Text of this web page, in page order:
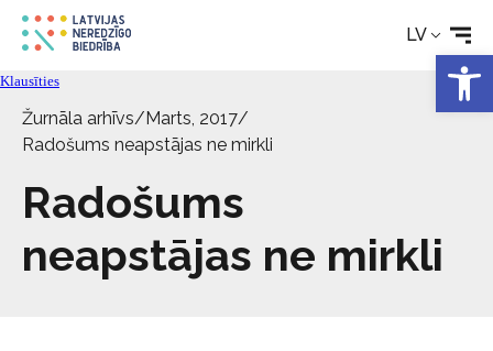
LV
Rehabilitācija
Tehniskie palīglīdzekļi
Aktualitātes
Pakalpojumi
Klausīties
Žurnāla arhīvs/Marts, 2017/
Radošums neapstājas ne mirkli
Radošums
neapstājas ne mirkli